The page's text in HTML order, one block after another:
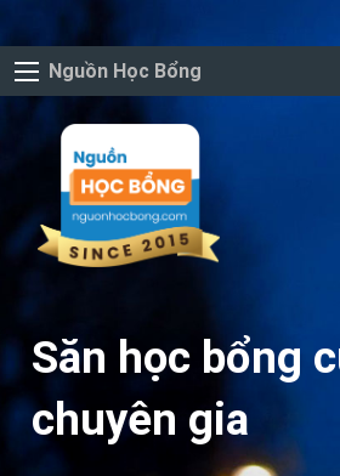
Nguồn Học Bổng
Săn học bổng
chuyên gia